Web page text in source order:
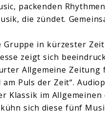
packenden
die zündet.
in kürzester
zeigt sich
Allgemeine Zeitung
Puls der Zeit“.
Klassik im Allgemeinen
sich diese fünf